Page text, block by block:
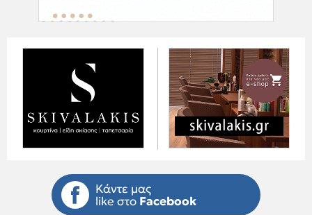
Κάντε μας
like στο Facebook